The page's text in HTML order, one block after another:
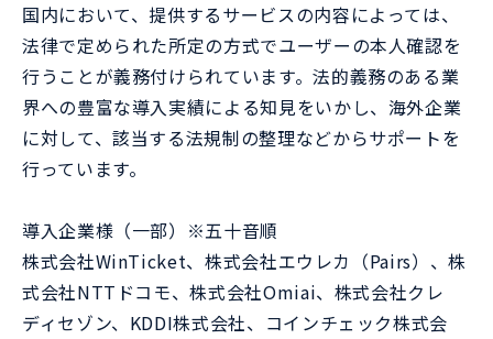
国内において、提供するサービスの内容によっては、
法律で定められた所定の方式でユーザーの本人確認を
行うことが義務付けられています。法的義務のある業
界への豊富な導入実績による知見をいかし、海外企業
に対して、該当する法規制の整理などからサポートを
行っています。
導入企業様（一部）※五十音順
株式会社WinTicket、株式会社エウレカ（Pairs）、株
式会社NTTドコモ、株式会社Omiai、株式会社クレ
ディセゾン、KDDI株式会社、コインチェック株式会